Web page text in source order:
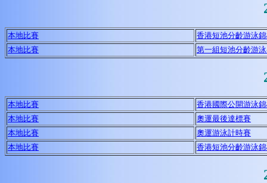
本地比賽
香港短池分齡游泳
本地比賽
第一組短池分齡游
本地比賽
香港國際公開游泳
本地比賽
奧運最後達標賽
本地比賽
奧運游泳計時賽
本地比賽
香港短池分齡游泳